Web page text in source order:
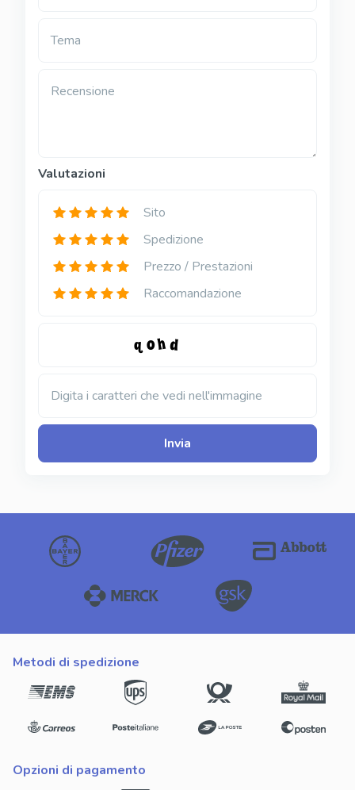
Tema
Recensione
Valutazioni
Sito
Spedizione
Prezzo / Prestazioni
Raccomandazione
Digita i caratteri che vedi nell'immagine
Invia
metodi di spedizione
opzioni di pagamento